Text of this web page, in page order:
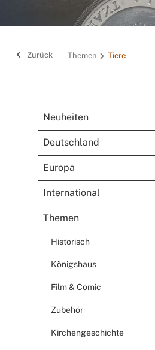
Zurück Themen Tiere
Neuheiten
Deutschland
Europa
International
Themen
Historisch
Königshaus
Film & Comic
Zubehör
Kirchengeschichte